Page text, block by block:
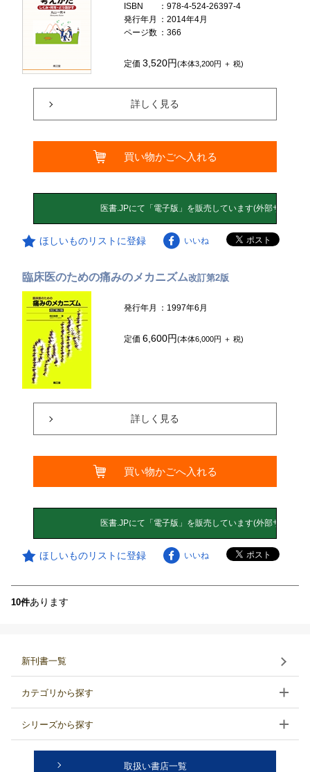
ISBN
：978-4-524-26397-4
発行年月
：2014年4月
ページ数 ：366
定価3,520円(本体3,200円 ＋ 税)
詳しく見る
買い物かごへ入れる
ほしいものリストに登録 いいね
臨床医のための痛みのメカニズム改訂第2版
発行年月 ：1997年6月
定価6,600円(本体6,000円 ＋ 税)
詳しく見る
買い物かごへ入れる
ほしいものリストに登録 いいね
10件あります
新刊書一覧
カテゴリから探す
シリーズから探す
取扱い書店一覧